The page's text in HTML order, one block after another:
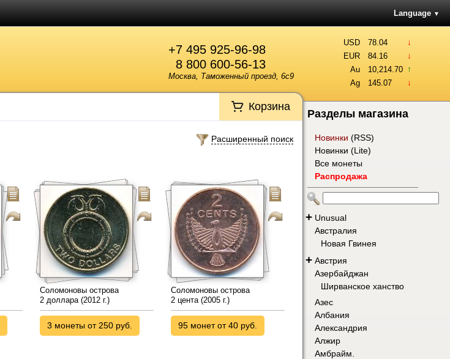
Language ▼
+7 495 925-96-98
8 800 600-56-13
Москва, Таможенный проезд, 6с9
USD 78.04 ↓
EUR 84.16 ↓
Au 10,214.70 ↑
Ag 145.07 ↓
Корзина
Расширенный поиск
Соломоновы острова
2 доллара (2012 г.)
3 монеты от 250 руб.
Соломоновы острова
2 цента (2005 г.)
95 монет от 40 руб.
Разделы магазина
Новинки (RSS)
Новинки (Lite)
Все монеты
Распродажа
+ Unusual
Австралия
Новая Гвинея
+ Австрия
Азербайджан
Ширванское ханство
Азес
Албания
Александрия
Алжир
Амбрайм.